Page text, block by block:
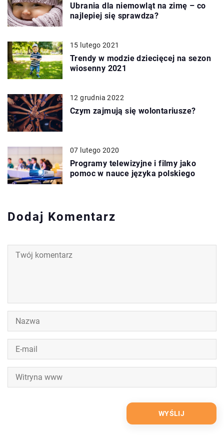
Ubrania dla niemowląt na zimę – co
najlepiej się sprawdza?
15 lutego 2021
Trendy w modzie dziecięcej na sezon
wiosenny 2021
12 grudnia 2022
Czym zajmują się wolontariusze?
07 lutego 2020
Programy telewizyjne i filmy jako
pomoc w nauce języka polskiego
Dodaj Komentarz